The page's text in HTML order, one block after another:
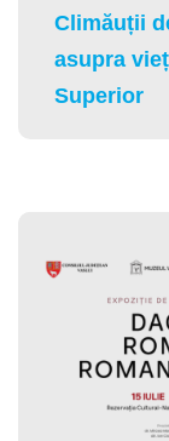
Climăuții
asupra
Superior